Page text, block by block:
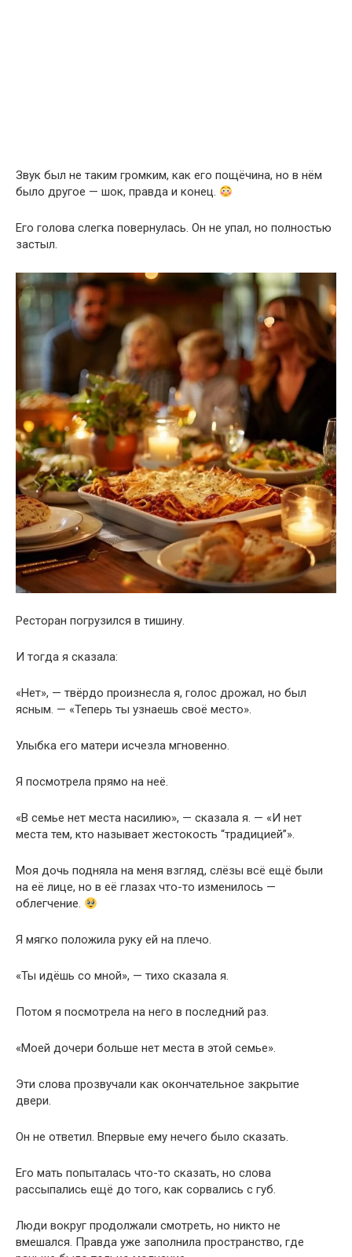
Звук был не таким громким, как его пощёчина, но в нём
было другое — шок, правда и конец.
Его голова слегка повернулась. Он не упал, но полностью
застыл.
Ресторан погрузился в тишину.
И тогда я сказала:
«Нет», — твёрдо произнесла я, голос дрожал, но был
ясным. — «Теперь ты узнаешь своё место».
Улыбка его матери исчезла мгновенно.
Я посмотрела прямо на неё.
«В семье нет места насилию», — сказала я. — «И нет
места тем, кто называет жестокость “традицией”».
Моя дочь подняла на меня взгляд, слёзы всё ещё были
на её лице, но в её глазах что-то изменилось —
облегчение.
Я мягко положила руку ей на плечо.
«Ты идёшь со мной», — тихо сказала я.
Потом я посмотрела на него в последний раз.
«Моей дочери больше нет места в этой семье».
Эти слова прозвучали как окончательное закрытие
двери.
Он не ответил. Впервые ему нечего было сказать.
Его мать попыталась что-то сказать, но слова
рассыпались ещё до того, как сорвались с губ.
Люди вокруг продолжали смотреть, но никто не
вмешался. Правда уже заполнила пространство, где